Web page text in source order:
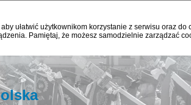
ułatwić użytkownikom korzystanie z serwisu oraz
Pamiętaj, że możesz samodzielnie zarządzać